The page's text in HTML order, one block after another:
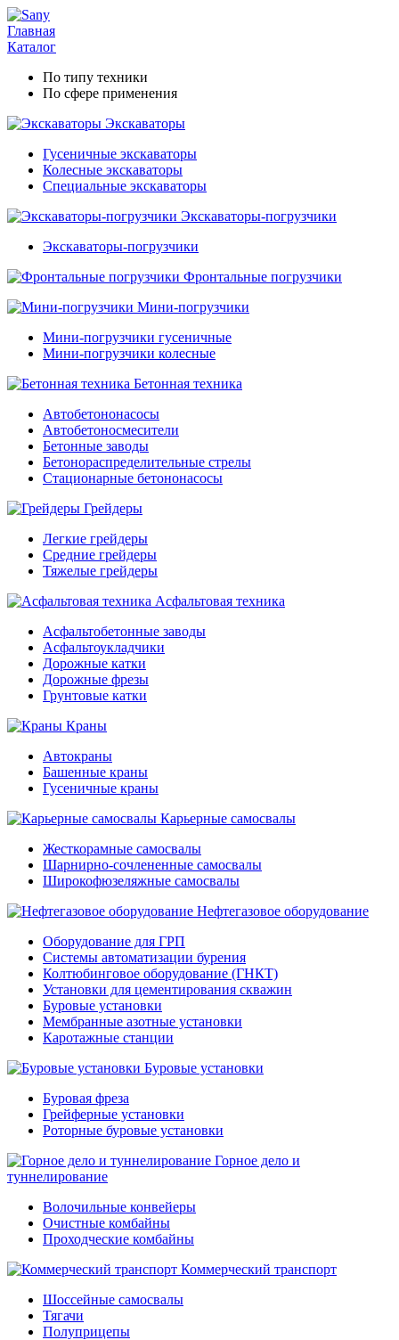
Главная
Каталог
По типу техники
По сфере применения
Экскаваторы
Гусеничные экскаваторы
Колесные экскаваторы
Специальные экскаваторы
Экскаваторы-погрузчики
Экскаваторы-погрузчики
Фронтальные погрузчики
Мини-погрузчики
Мини-погрузчики гусеничные
Мини-погрузчики колесные
Бетонная техника
Автобетононасосы
Автобетоносмесители
Бетонные заводы
Бетонораспределительные стрелы
Стационарные бетононасосы
Грейдеры
Легкие грейдеры
Средние грейдеры
Тяжелые грейдеры
Асфальтовая техника
Асфальтобетонные заводы
Асфальтоукладчики
Дорожные катки
Дорожные фрезы
Грунтовые катки
Краны
Автокраны
Башенные краны
Гусеничные краны
Карьерные самосвалы
Жесткорамные самосвалы
Шарнирно-сочлененные самосвалы
Широкофюзеляжные самосвалы
Нефтегазовое оборудование
Оборудование для ГРП
Системы автоматизации бурения
Колтюбинговое оборудование (ГНКТ)
Установки для цементирования скважин
Буровые установки
Мембранные азотные установки
Каротажные станции
Буровые установки
Буровая фреза
Грейферные установки
Роторные буровые установки
Горное дело и
туннелирование
Волочильные конвейеры
Очистные комбайны
Проходческие комбайны
Коммерческий транспорт
Шоссейные самосвалы
Тягачи
Полуприцепы